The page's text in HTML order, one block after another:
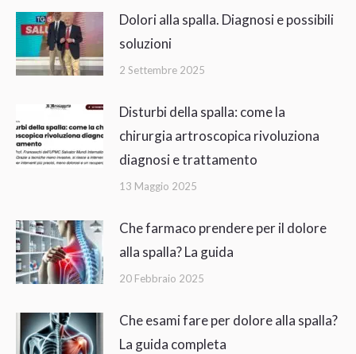
Dolori alla spalla. Diagnosi e possibili
soluzioni
2 Settembre 2025
Disturbi della spalla: come la
chirurgia artroscopica rivoluziona
diagnosi e trattamento
13 Maggio 2025
Che farmaco prendere per il dolore
alla spalla? La guida
20 Febbraio 2025
Che esami fare per dolore alla spalla?
La guida completa